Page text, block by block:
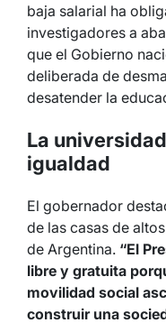
baja salarial ha
investigadores a
que el Gobierno
deliberada de
desatender la
La
igualdad
El gobernador
de las casas de
de Argentina. “El
libre y gratuita
movilidad social
construir una